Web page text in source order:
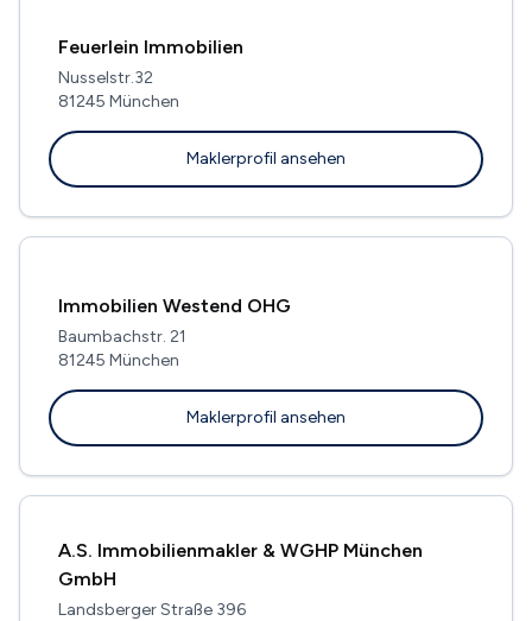
Feuerlein Immobilien
Nusselstr.32
81245 München
Maklerprofil ansehen
Immobilien Westend OHG
Baumbachstr. 21
81245 München
Maklerprofil ansehen
A.S. Immobilienmakler & WGHP München
GmbH
Landsberger Straße 396